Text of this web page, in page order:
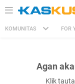
KOMUNITAS FOR
Agan
Klik